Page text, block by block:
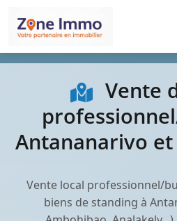
Vente
Antananarivo
Vente local professionnel/
biens de standing à